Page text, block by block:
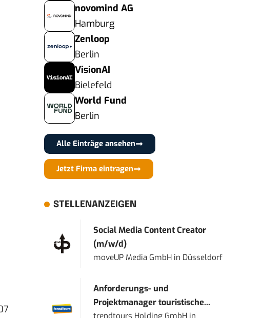
novomind AG
Hamburg
Zenloop
Berlin
VisionAI
Bielefeld
World Fund
Berlin
Alle Einträge ansehen
Jetzt Firma eintragen
STELLENANZEIGEN
Social Media Content Creator
(m/w/d)
moveUP Media GmbH in Düsseldorf
Anforderungs- und
Projektmanager touristische...